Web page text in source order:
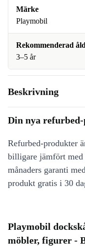
Märke
Playmobil
Rekommenderad
3–5 år
Beskrivning
Din nya
Refurbed-produkter
billigare jämfört
månaders garanti
produkt gratis i 30
Playmobil
möbler, figurer -